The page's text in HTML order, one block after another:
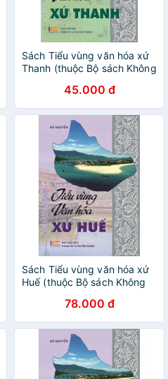
Sách Tiểu vùng văn hóa xứ
Thanh (thuộc Bộ sách Không
45.000 đ
Sách Tiểu vùng văn hóa xứ
Huế (thuộc Bộ sách Không
78.000 đ